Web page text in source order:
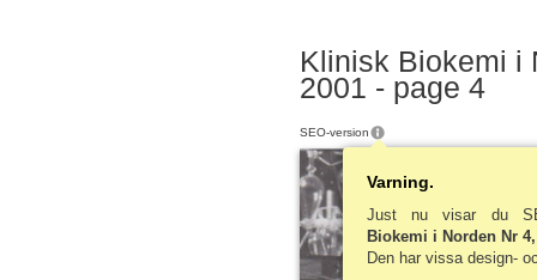
Klinisk Biokemi i
2001 - page 4
SEO-version
Varning.
Just nu visar du
Biokemi i Norden Nr
Den har vissa design-